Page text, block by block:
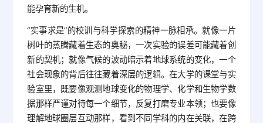
能孕育新的生机。
“实事求是”的校训与科学探索的精神一脉相承。就像一片
树叶的蒸腾藏着生态的奥秘，一次实验的误差可能藏着创
新的契机；就像气候的波动暗示着地球系统的变化，一个
社会现象的背后往往藏着深层的逻辑。在大学的课堂与实
验室里，既要像观测地球变化的物理学、化学和生物学数
据那样严谨对待每一个细节，反复打磨专业本领；也要像
理解地球圈层互动那样，看到不同学科的内在关联，在跨